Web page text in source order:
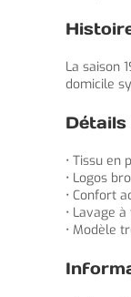
La saison
domicile
• Tissu
• Logos
• Confort
• Lavage
• Modèle